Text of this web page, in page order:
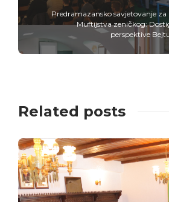
Predramazansko savjetovanje
Muftijstva zeničkog:
perspektive
Related posts